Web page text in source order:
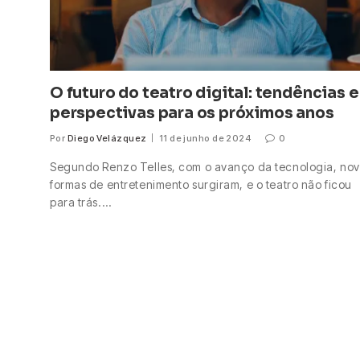
O futuro do teatro digital: tendências e
perspectivas para os próximos anos
Por Diego Velázquez 11 de junho de 2024 0
Segundo Renzo Telles, com o avanço da tecnologia,
formas de entretenimento surgiram, e o teatro não ficou
para trás.…